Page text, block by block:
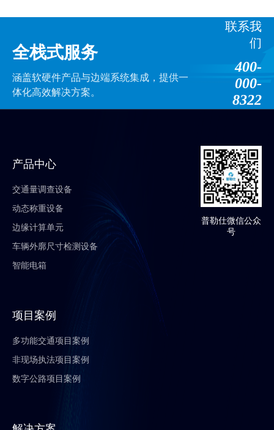
全栈式服务
涵盖软硬件产品与边端系统集成，提供一
体化高效解决方案。
联系我
们
400-
000-
8322
产品中心
交通量调查设备
动态称重设备
边缘计算单元
车辆外廓尺寸检测设备
智能电箱
项目案例
多功能交通项目案例
非现场执法项目案例
数字公路项目案例
普勒仕微信公众
号